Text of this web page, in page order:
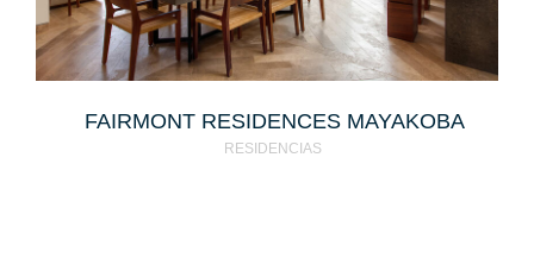
FAIRMONT RESIDENCES MAYAKOBA
RESIDENCIAS